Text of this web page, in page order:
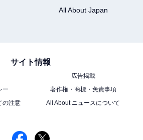
All About Japan
サイト情報
広告掲載
ー
著作権・商標・免責事項
の注意
All About ニュースについて